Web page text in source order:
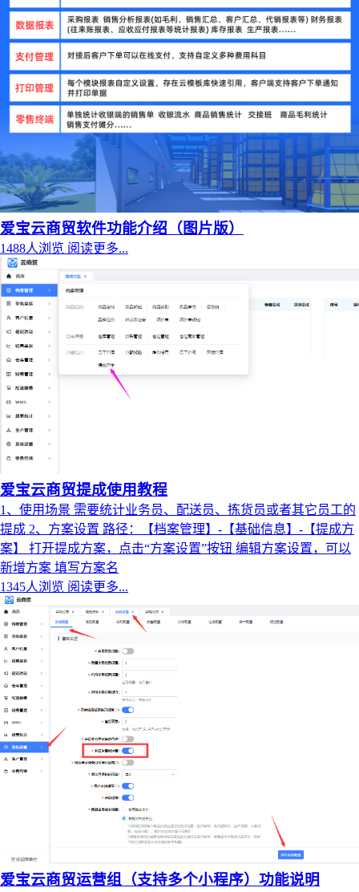
爱宝云商贸软件功能介绍（图片版）
1488人浏览 阅读更多...
爱宝云商贸提成使用教程
1、使用场景 需要统计业务员、配送员、拣货员或者其它员工的
提成 2、方案设置 路径：【档案管理】-【基础信息】-【提成方
案】 打开提成方案，点击“方案设置”按钮 编辑方案设置，可以
新增方案 填写方案名
1345人浏览 阅读更多...
爱宝云商贸运营组（支持多个小程序）功能说明